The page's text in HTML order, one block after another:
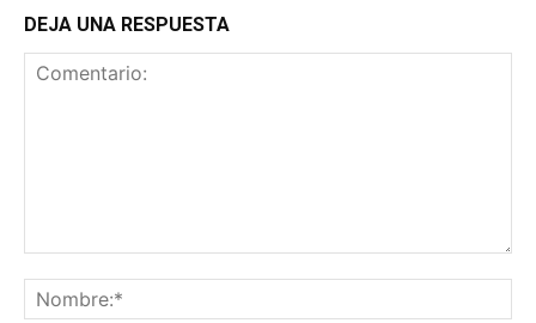
DEJA UNA RESPUESTA